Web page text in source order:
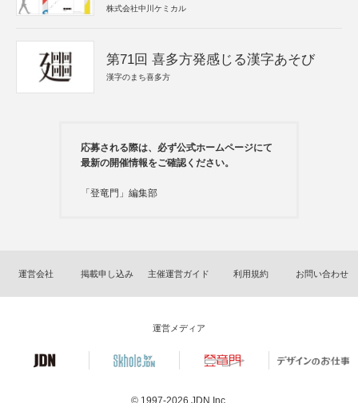
株式会社中川ケミカル
第71回 喜多方発感じる漢字あそび
漢字のまち喜多方
応募される際は、必ず公式ホームページにて
最新の開催情報をご確認ください。
「登竜門」編集部
運営会社 掲載申し込み 主催運営ガイド 利用規約 お問い合わせ
運営メディア
© 1997-2026 JDN Inc.